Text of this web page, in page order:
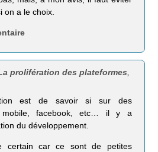
on a le choix.
prolifération des plateformes
est de savoir si sur des
mobile, facebook, etc… il y a
du développement.
certain car ce sont de petites